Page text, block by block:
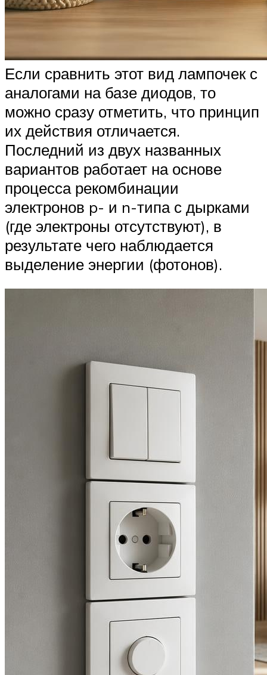
Если сравнить этот вид лампочек с
аналогами на базе диодов, то
можно сразу отметить, что принцип
их действия отличается.
Последний из двух названных
вариантов работает на основе
процесса рекомбинации
электронов p- и n-типа с дырками
(где электроны отсутствуют), в
результате чего наблюдается
выделение энергии (фотонов).